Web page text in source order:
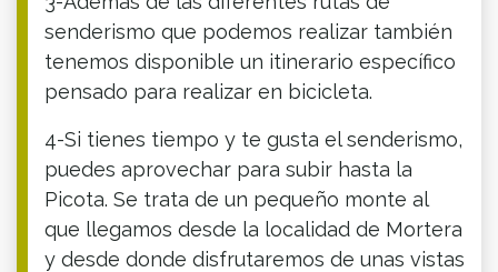
senderismo que podemos realizar también
tenemos disponible un itinerario específico
pensado para realizar en bicicleta.
4-Si tienes tiempo y te gusta el senderismo,
puedes aprovechar para subir hasta la
Picota. Se trata de un pequeño monte al
que llegamos desde la localidad de Mortera
y desde donde disfrutaremos de unas vistas